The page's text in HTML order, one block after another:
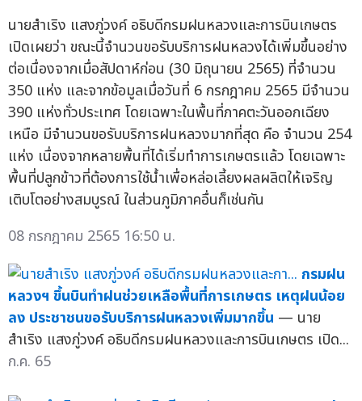
นายสำเริง แสงภู่วงค์ อธิบดีกรมฝนหลวงและการบินเกษตร
เปิดเผยว่า ขณะนี้จำนวนขอรับบริการฝนหลวงได้เพิ่มขึ้นอย่าง
ต่อเนื่องจากเมื่อสัปดาห์ก่อน (30 มิถุนายน 2565) ที่จำนวน
350 แห่ง และจากข้อมูลเมื่อวันที่ 6 กรกฎาคม 2565 มีจำนวน
390 แห่งทั่วประเทศ โดยเฉพาะในพื้นที่ภาคตะวันออกเฉียง
เหนือ มีจำนวนขอรับบริการฝนหลวงมากที่สุด คือ จำนวน 254
แห่ง เนื่องจากหลายพื้นที่ได้เริ่มทำการเกษตรแล้ว โดยเฉพาะ
พื้นที่ปลูกข้าวที่ต้องการใช้น้ำเพื่อหล่อเลี้ยงผลผลิตให้เจริญ
เติบโตอย่างสมบูรณ์ ในส่วนภูมิภาคอื่นก็เช่นกัน
08 กรกฎาคม 2565 16:50 น.
กรมฝน
หลวงฯ ขึ้นบินทำฝนช่วยเหลือพื้นที่การเกษตร เหตุฝนน้อย
ลง ประชาชนขอรับบริการฝนหลวงเพิ่มมากขึ้น — นาย
สำเริง แสงภู่วงค์ อธิบดีกรมฝนหลวงและการบินเกษตร เปิด...
ก.ค. 65